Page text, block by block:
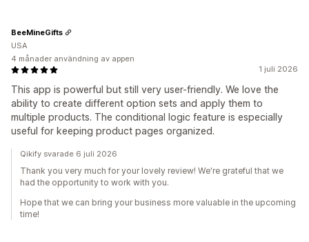
1 juli 2026
This app is powerful but still very user-friendly. We love the
ability to create different option sets and apply them to
multiple products. The conditional logic feature is especially
useful for keeping product pages organized.
BeeMineGifts
USA
4 månader användning av appen
Qikify svarade 6 juli 2026
Thank you very much for your lovely review! We're grateful that we
had the opportunity to work with you.
Hope that we can bring your business more valuable in the upcoming
time!